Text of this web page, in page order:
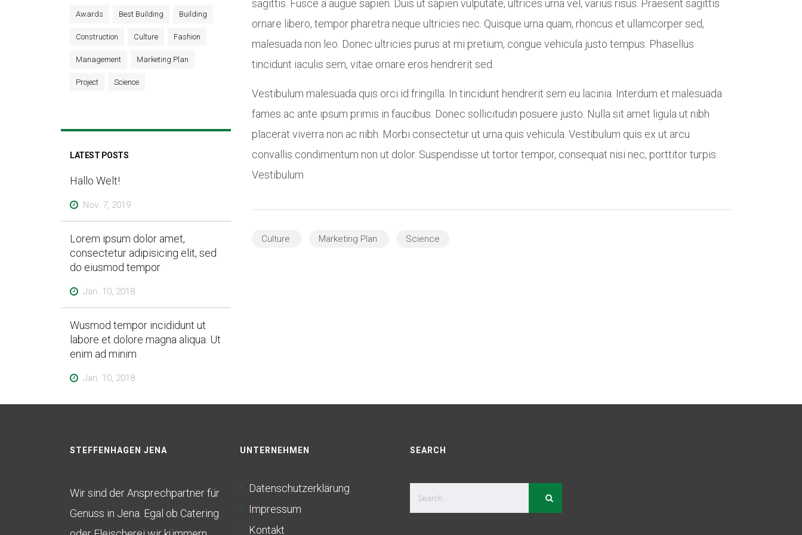
sagittis. Fusce a augue sapien. Duis ut sapien vulputate, ultrices urna vel, varius risus. Praesent sagittis
ornare libero, tempor pharetra neque ultricies nec. Quisque urna quam, rhoncus et ullamcorper sed,
malesuada non leo. Donec ultricies purus at mi pretium, congue vehicula justo tempus. Phasellus
tincidunt iaculis sem, vitae ornare eros hendrerit sed.
Vestibulum malesuada quis orci id fringilla. In tincidunt hendrerit sem eu lacinia. Interdum et malesuada
fames ac ante ipsum primis in faucibus. Donec sollicitudin posuere justo. Nulla sit amet ligula ut nibh
placerat viverra non ac nibh. Morbi consectetur ut urna quis vehicula. Vestibulum quis ex ut arcu
convallis condimentum non ut dolor. Suspendisse ut tortor tempor, consequat nisi nec, porttitor turpis.
Vestibulum
Culture Marketing Plan Science
Awards Best Building Building
Construction Culture Fashion
Management Marketing Plan
Project Science
LATEST POSTS
Hallo Welt!
Nov. 7, 2019
Lorem ipsum dolor amet,
consectetur adipisicing elit, sed
do eiusmod tempor
Jan. 10, 2018
Wusmod tempor incididunt ut
labore et dolore magna aliqua. Ut
enim ad minim
Jan. 10, 2018
STEFFENHAGEN JENA
Wir sind der Ansprechpartner für
Genuss in Jena. Egal ob Catering
UNTERNEHMEN
Datenschutzerklärung
Impressum
Kontakt
SEARCH